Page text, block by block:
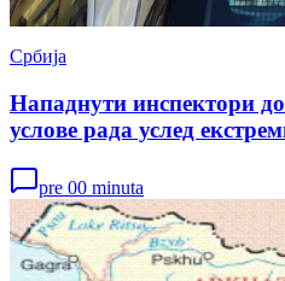
Србија
Нападнути инспектори
услове рада услед
pre 00 minuta